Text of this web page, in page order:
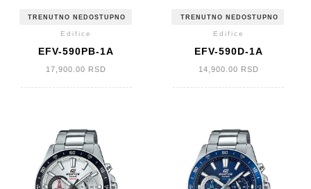
TRENUTNO NEDOSTUPNO
Edifice
EFV-590PB-1A
17,900.00 RSD
TRENUTNO NEDOSTUPNO
Edifice
EFV-590D-1A
14,900.00 RSD